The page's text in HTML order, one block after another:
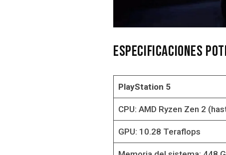
Especificaciones
PlayStation 5
CPU: AMD Ryzen Zen 2
GPU: 10.28 Teraflops